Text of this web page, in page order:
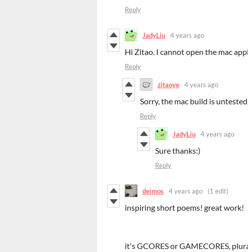
Reply
JadyLiu 4 years ago
Hi Zitao. I cannot open the mac
Reply
zitaoye 4 years ago
Sorry, the mac build is
Reply
JadyLiu 4 years ago
Sure thanks:)
Reply
deimos 4 years ago (1 edit)
inspiring short poems! great work!
it's GCORES or GAMECORES,